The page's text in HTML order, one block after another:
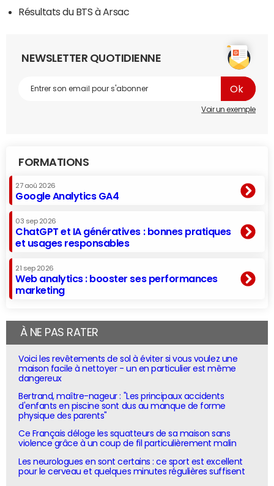
Résultats du BTS à Arsac
NEWSLETTER QUOTIDIENNE
Voir un exemple
FORMATIONS
27 aoû 2026
Google Analytics GA4
03 sep 2026
ChatGPT et IA génératives : bonnes pratiques
et usages responsables
21 sep 2026
Web analytics : booster ses performances
marketing
À NE PAS RATER
Voici les revêtements de sol à éviter si vous voulez une
maison facile à nettoyer - un en particulier est même
dangereux
Bertrand, maître-nageur : "Les principaux accidents
d'enfants en piscine sont dus au manque de forme
physique des parents"
Ce Français déloge les squatteurs de sa maison sans
violence grâce à un coup de fil particulièrement malin
Les neurologues en sont certains : ce sport est excellent
pour le cerveau et quelques minutes régulières suffisent